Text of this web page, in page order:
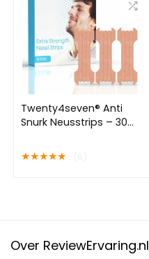
Twenty4seven® Anti
Snurk Neusstrips – 30
Neusspreider – Helpt
Tegen Snurken &
★★★★★
Over ReviewErvaring.nl